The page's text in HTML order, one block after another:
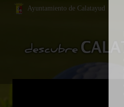
Ayuntamiento de Calatayud